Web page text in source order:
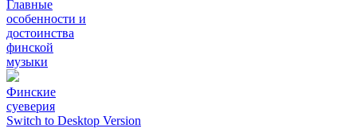
Главные
особенности и
достоинства
финской
музыки
Финские
суеверия
Switch to Desktop Version